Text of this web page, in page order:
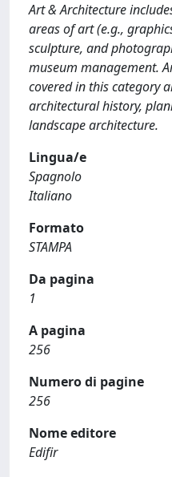
Art & Architecture
areas of art (e.g.,
sculpture, and
museum management.
covered in this category
architectural history,
landscape architecture.
Lingua/e
Spagnolo
Italiano
Formato
STAMPA
Da pagina
1
A pagina
256
Numero di pagine
256
Nome editore
Edifir